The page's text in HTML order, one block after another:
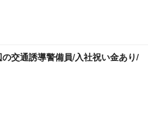
交通誘導警備員/入社祝い金あり/